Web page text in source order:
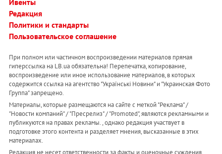
Ивенты
Редакция
Политики и стандарты
Пользовательское соглашение
При полном или частичном воспроизведении материалов прямая
гиперссылка на LB.ua обязательна! Перепечатка, копирование,
воспроизведение или иное использование материалов, в которых
содержится ссылка на агентство "Українськi Новини" и "Украинская Фото
Группа" запрещено.
Материалы, которые размещаются на сайте с меткой "Реклама" /
"Новости компаний" / "Пресрелиз" / "Promoted", являются рекламными и
публикуются на правах рекламы. , однако редакция участвует в
подготовке этого контента и разделяет мнения, высказанные в этих
материалах.